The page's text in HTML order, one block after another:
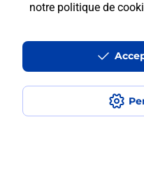
notre politique de
Quel est le prix